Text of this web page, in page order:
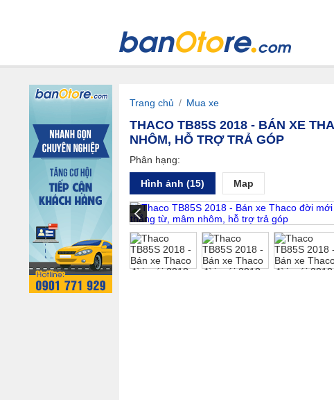
Trang chủ / Mua xe
THACO TB85S 2018 - BÁN XE
NHÔM, HỖ TRỢ TRẢ GÓP
Phân hạng:
Hình ảnh (15) Map